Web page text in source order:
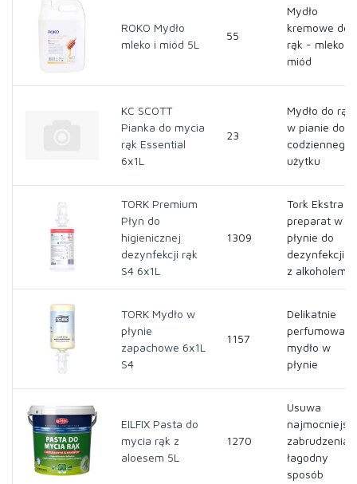
ROKO Mydło
mleko i miód 5L
55
Mydło
kremowe do
rąk - mleko i
miód
KC SCOTT
Pianka do mycia
rąk Essential
6x1L
23
Mydło do rąk
w pianie do
codziennego
użytku
TORK Premium
Płyn do
higienicznej
dezynfekcji rąk
S4 6x1L
1309
Tork Ekstra
preparat w
płynie do
dezynfekcji
z alkoholem
TORK Mydło w
płynie
zapachowe 6x1L
S4
1157
Delikatnie
perfumowane
mydło w
płynie
EILFIX Pasta do
mycia rąk z
aloesem 5L
1270
Usuwa
zabrudzenia
łagodny
sposób